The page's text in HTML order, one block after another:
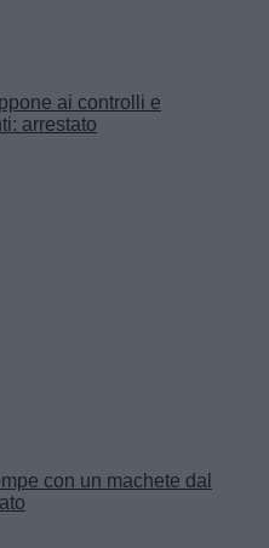
ai controlli e
arrestato
con un machete dal